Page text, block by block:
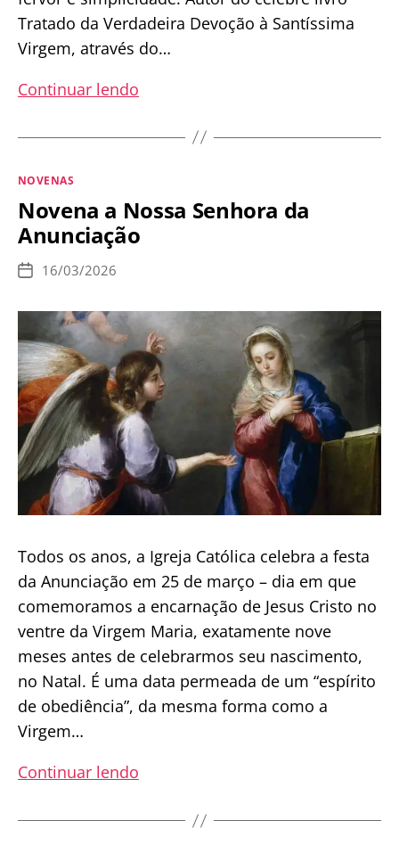
Tratado da Verdadeira Devoção à Santíssima
Virgem, através do…
Continuar lendo
honra
Luís
Maria
Montfort
Categorias
NOVENAS
Novena a Nossa Senhora da
Anunciação
Data
publicação
16/03/2026
Todos os anos, a Igreja Católica celebra a festa
da Anunciação em 25 de março – dia em que
comemoramos a encarnação de Jesus Cristo no
ventre da Virgem Maria, exatamente nove
meses antes de celebrarmos seu nascimento,
no Natal. É uma data permeada de um “espírito
de obediência”, da mesma forma como a
Virgem…
Continuar lendo
Nossa